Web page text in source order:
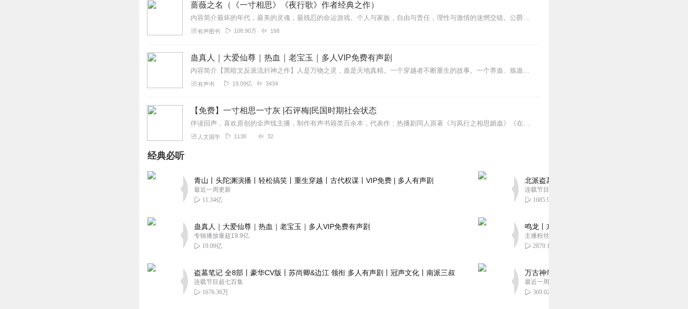
蔷薇之名（《一寸相思》《夜行歌》作者经典之作）
内容简介最坏的年代，最美的灵魂，最残忍的命运游戏。个人与家族，自由与责任，理性与激情的迷惘交错。公爵小姐与叛乱者的邂逅，红眸魔女与执政官的重逢，一次次生离死别，...
有声图书 108.90万 168
蛊真人｜大爱仙尊｜热血｜老宝玉｜多人VIP免费有声剧
内容简介【黑暗文反派流封神之作】人是万物之灵，蛊是天地真精。一个穿越者不断重生的故事。一个养蛊、炼蛊、用蛊的奇特世界。配音组（男角色）老宝玉旁白...
有声书 19.09亿 3434
【免费】一寸相思一寸灰 |石评梅|民国时期社会状态
伴读回声，喜欢原创的全声线主播，制作有声书籍类百余本，代表作：热播剧同人原著《与凤行之相思媚蛊》《在暴雪时分之玄门娇》《神隐都市篇》《一听命中》《东方月初与涂山...
人文国学 1138 32
经典必听
青山丨头陀渊演播丨轻松搞笑丨重生穿越丨古代权谋丨VIP免费 | 多人有声剧
最近一周更新
11.34亿
蛊真人｜大爱仙尊｜热血｜老宝玉｜多人VIP免费有声剧
专辑播放量超19.9亿
19.09亿
盗墓笔记 全8部丨豪华CV版丨苏尚卿&边江 领衔 多人有声剧丨冠声文化丨南派三叔
连载节目超七百集
1676.36万
北派盗墓笔记丨头陀渊出品丨悬疑灵异丨摸金校尉
连载节目超五百集
1685.91万
鸣龙丨东方玄幻丨紫襟团队丨轻松搞笑丨多人有声
主播粉丝2836万
2879.16万
万古神帝丨玄幻丨热血丨紫襟团队演播丨多人有声
最近一周更新
369.02万